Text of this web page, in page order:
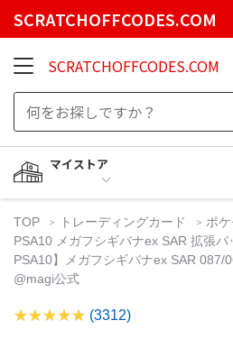
SCRATCHOFFCODES.COM
SCRATCHOFFCODES.COM
マイストア
TOP トレーディングカード
ポ
PSA10 メガフシギバナex SAR 拡張
PSA10】メガフシギバナex SAR 087/
@magi公式
(3312)